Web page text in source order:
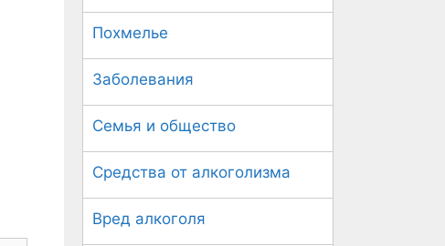
Похмелье
Заболевания
Семья и общество
Средства от алкоголизма
Вред алкоголя